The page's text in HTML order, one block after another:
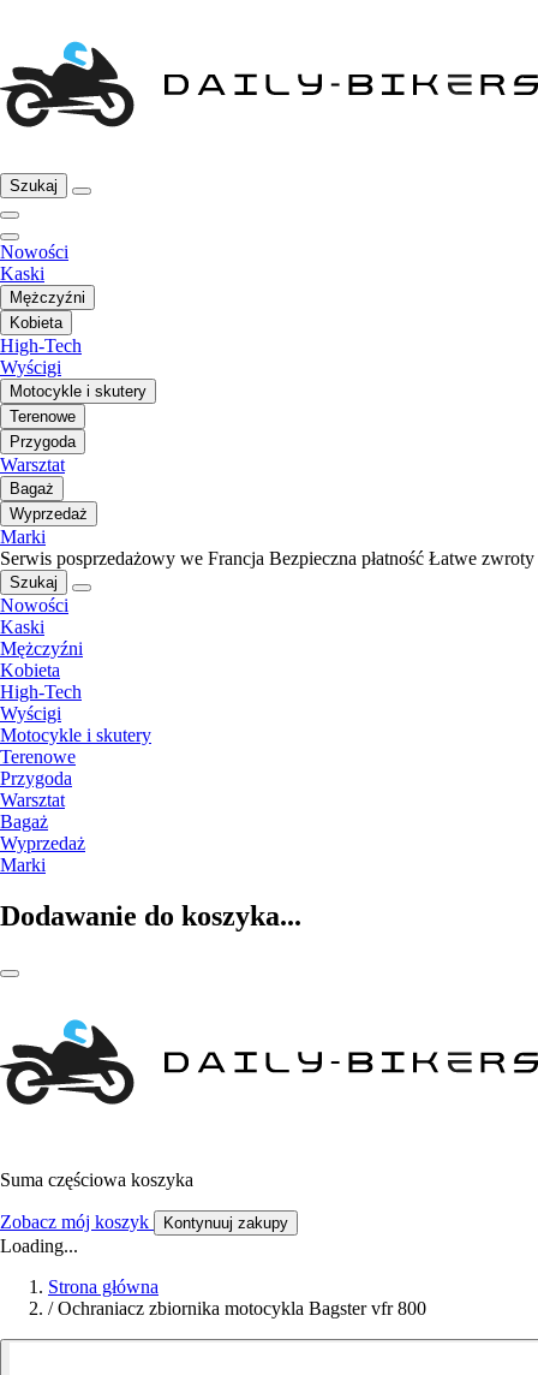
Szukaj
Nowości
Kaski
Mężczyźni
Kobieta
High-Tech
Wyścigi
Motocykle i skutery
Terenowe
Przygoda
Warsztat
Bagaż
Wyprzedaż
Marki
Serwis posprzedażowy we Francja Bezpieczna płatność Łatwe zwroty
Szukaj
Nowości
Kaski
Mężczyźni
Kobieta
High-Tech
Wyścigi
Motocykle i skutery
Terenowe
Przygoda
Warsztat
Bagaż
Wyprzedaż
Marki
Dodawanie do koszyka...
Suma częściowa koszyka
Zobacz mój koszyk Kontynuuj zakupy
Loading...
Strona główna
/ Ochraniacz zbiornika motocykla Bagster vfr 800